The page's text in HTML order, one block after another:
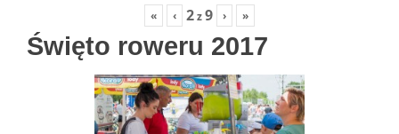
« ‹ 2z9 › »
Święto roweru 2017